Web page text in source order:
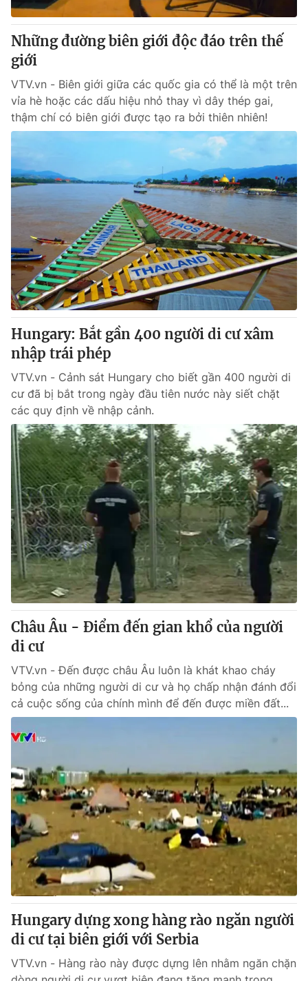
Cơ quan báo chí:Thời báo VTV
Giấy phép hoạt động báo in và báo điện tử số 483/GP-BTTTT
cấp ngày 29/12/2023
Tổng Biên tập:
Phó Tổng Biên tập:Nguyễn Thị Mỹ Hạnh, Phạm Quốc Thắng,
Nguyễn Trọng Ninh
Tổng đài VTV: 024.38 355 931 - 024.38 355 932
Ðiện thoại Thời báo VTV:024.66 897 897
Email:toasoan@vtv.vn
Liên hệ quảng cáo:024-7300.7108
® Cấm sao chép dưới mọi hình thức nếu không có sự chấp
thuận bằng văn bản. Ghi rõ nguồn VTV.vn khi phát hành lại
thông tin từ website này.
Những đường biên giới độc đáo trên thế
giới
VTV.vn - Biên giới giữa các quốc gia có thể là một trên
vỉa hè hoặc các dấu hiệu nhỏ thay vì dây thép gai,
thậm chí có biên giới được tạo ra bởi thiên nhiên!
Hungary: Bắt gần 400 người di cư xâm
nhập trái phép
VTV.vn - Cảnh sát Hungary cho biết gần 400 người di
cư đã bị bắt trong ngày đầu tiên nước này siết chặt
các quy định về nhập cảnh.
Châu Âu - Điểm đến gian khổ của người
di cư
VTV.vn - Đến được châu Âu luôn là khát khao cháy
bỏng của những người di cư và họ chấp nhận đánh đổi
cả cuộc sống của chính mình để đến được miền đất...
Hungary dựng xong hàng rào ngăn người
di cư tại biên giới với Serbia
VTV.vn - Hàng rào này được dựng lên nhằm ngăn chặn